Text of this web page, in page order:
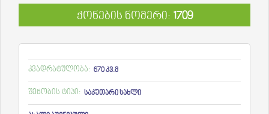
ქონების ნომერი: 1709
კვადრატულობა: 670 კვ.მ
შენობის ტიპი: საკუთარი სახლი